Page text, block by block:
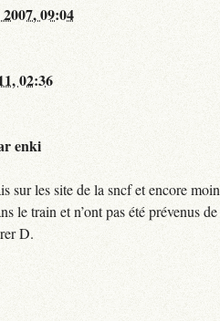
09:04
02:36
enki
sur les site de la sncf et encore
train et n’ont pas été prévenus
D.